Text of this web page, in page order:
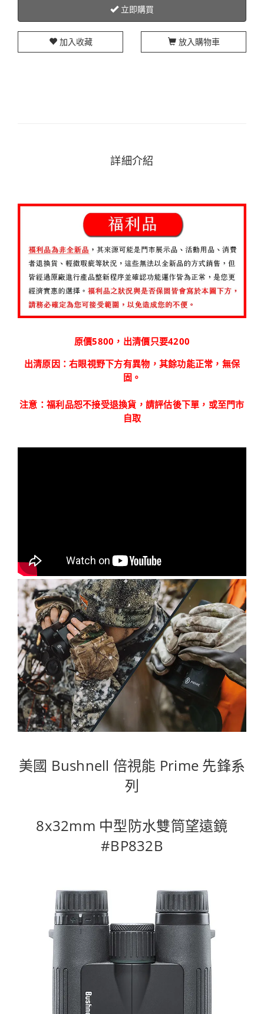
立即購買
加入收藏 放入購物車
詳細介紹
原價5800，出清價只要4200
出清原因：右眼視野下方有異物，其餘功能正常，無保
固。
注意：福利品恕不接受退換貨，請評估後下單，或至門市
自取
美國 Bushnell 倍視能 Prime 先鋒系
列
8x32mm 中型防水雙筒望遠鏡
#BP832B